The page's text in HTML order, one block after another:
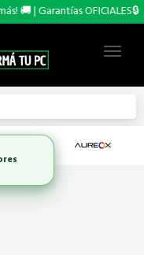
| Garantías OFICIALES🔒